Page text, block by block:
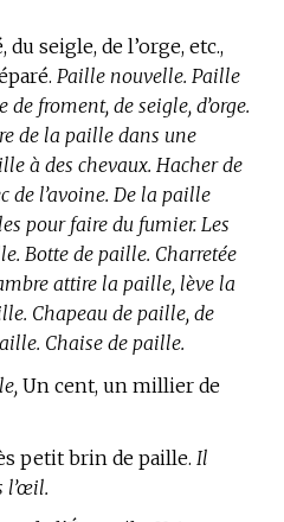
seigle, de l’orge, etc.,
Paille nouvelle. Paille
froment, de seigle, d’orge.
de la paille dans une
à des chevaux. Hacher de
de l’avoine. De la paille
pour faire du fumier. Les
Botte de paille. Charretée
attire la paille, lève la
Chapeau de paille, de
Chaise de paille.
Un cent, un millier de
petit brin de paille. Il
l’œil.